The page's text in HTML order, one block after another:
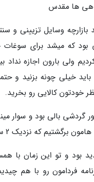
ها مقدس
بازارچه وسایل تزیینی و
بود که میشد برای
ولی بارون اجازه نداد
باید خیلی چونه بزنید و
خودتون کالایی رو بخرید.
گردشی بالی بود و سوار
که نزدیک 2 ساعت طول کشید.
بود و تو این زمان با
فردامون رو با هم